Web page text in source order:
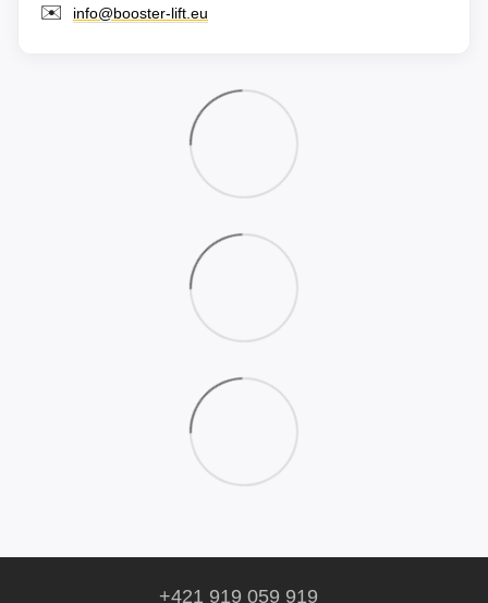
✉️ info@booster-lift.eu
+421 919 059 919